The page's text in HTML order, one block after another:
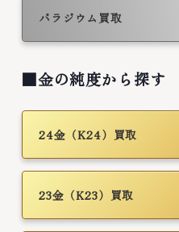
パラジウム買取
■金の純度から探す
24金（K24）買取
23金（K23）買取